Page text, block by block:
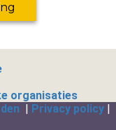
organisaties
| Privacy policy |